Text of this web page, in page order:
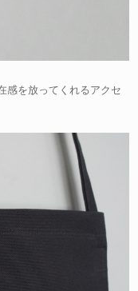
感を放ってくれるアクセ